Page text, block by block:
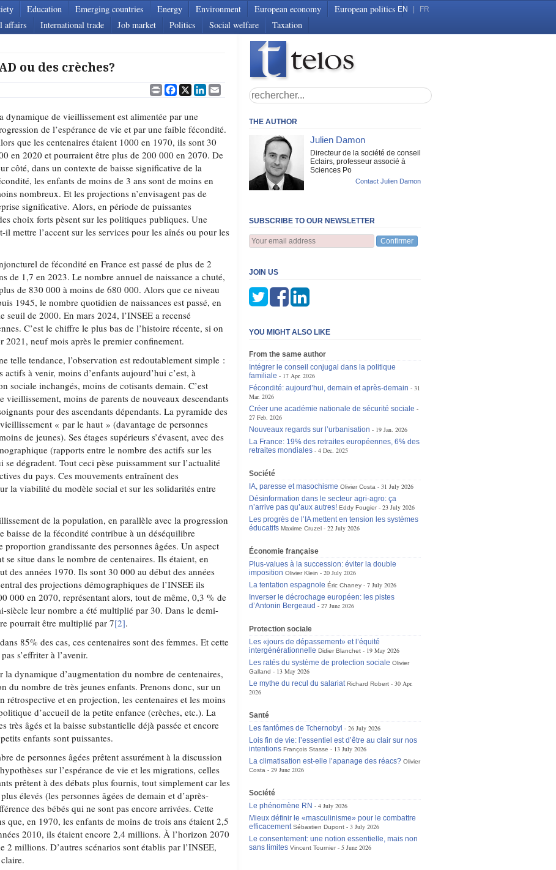
Education Emerging countries Energy Environment European economy
European politics
affairs International trade Job market Politics Social welfare Taxation
EN FR
ou des crèches?
PrintFacebook
X LinkedIn
Email
dynamique de vieillissement est alimentée par une
de l’espérance de vie et par une faible fécondité.
que les centenaires étaient 1000 en 1970, ils sont 30
en 2020 et pourraient être plus de 200 000 en 2070. De
côté, dans un contexte de baisse significative de la
les enfants de moins de 3 ans sont de moins en
nombreux. Et les projections n’envisagent pas de
significative. Alors, en période de puissantes
choix forts pèsent sur les politiques publiques. Une
mettre l’accent sur les services pour les aînés ou pour les
de fécondité en France est passé de plus de 2
de 1,7 en 2023. Le nombre annuel de naissance a chuté,
de 830 000 à moins de 680 000. Alors que ce niveau
1945, le nombre quotidien de naissances est passé, en
seuil de 2000. En mars 2024, l’INSEE a recensé
C’est le chiffre le plus bas de l’histoire récente, si on
2021, neuf mois après le premier confinement.
telle tendance, l’observation est redoutablement simple :
actifs à venir, moins d’enfants aujourd’hui c’est, à
sociale inchangés, moins de cotisants demain. C’est
vieillissement, moins de parents de nouveaux descendants
pour des ascendants dépendants. La pyramide des
« par le haut » (davantage de personnes
de jeunes). Ses étages supérieurs s’évasent, avec des
(rapports entre le nombre des actifs sur les
se dégradent. Tout ceci pèse puissamment sur l’actualité
du pays. Ces mouvements entraînent des
la viabilité du modèle social et sur les solidarités entre
de la population, en parallèle avec la progression
baisse de la fécondité contribue à un déséquilibre
proportion grandissante des personnes âgées. Un aspect
situe dans le nombre de centenaires. Ils étaient, en
des années 1970. Ils sont 30 000 au début des années
des projections démographiques de l’INSEE ils
000 en 2070, représentant alors, tout de même, 0,3 % de
siècle leur nombre a été multiplié par 30. Dans le demi-
pourrait être multiplié par 7[2].
85% des cas, ces centenaires sont des femmes. Et cette
s’effriter à l’avenir.
dynamique d’augmentation du nombre de centenaires,
du nombre de très jeunes enfants. Prenons donc, sur un
rétrospective et en projection, les centenaires et les moins
d’accueil de la petite enfance (crèches, etc.). La
très âgés et la baisse substantielle déjà passée et encore
enfants sont puissantes.
de personnes âgées prêtent assurément à la discussion
sur l’espérance de vie et les migrations, celles
prêtent à des débats plus fournis, tout simplement car les
élevés (les personnes âgées de demain et d’après-
des bébés qui ne sont pas encore arrivées. Cette
que, en 1970, les enfants de moins de trois ans étaient 2,5
2010, ils étaient encore 2,4 millions. À l’horizon 2070
2 millions. D’autres scénarios sont établis par l’INSEE,
THE AUTHOR
Julien Damon
Directeur de la société de conseil
Eclairs, professeur associé à
Sciences Po
Contact Julien Damon
SUBSCRIBE TO OUR NEWSLETTER
Confirmer
JOIN US
YOU MIGHT ALSO LIKE
From the same author
Intégrer le conseil conjugal dans la politique
familiale
17 Apr. 2026
Fécondité: aujourd’hui, demain et après-demain
31
Mar. 2026
Créer une académie nationale de sécurité sociale
27 Feb. 2026
Nouveaux regards sur l’urbanisation
19 Jan. 2026
La France: 19% des retraites européennes, 6% des
retraites mondiales
4 Dec. 2025
Société
IA, paresse et masochisme Olivier Costa
31 July 2026
Désinformation dans le secteur agri-agro: ça
n’arrive pas qu’aux autres! Eddy Fougier
23 July 2026
Les progrès de l’IA mettent en tension les systèmes
éducatifs Maxime Cruzel 22 July 2026
Économie française
Plus-values à la succession: éviter la double
imposition Olivier Klein
20 July 2026
La tentation espagnole Éric Chaney
7 July 2026
Inverser le décrochage européen: les pistes
d’Antonin Bergeaud
27 June 2026
Protection sociale
Les «jours de dépassement» et l’équité
intergénérationnelle Didier Blanchet
19 May 2026
Les ratés du système de protection sociale Olivier
Galland
13 May 2026
Le mythe du recul du salariat Richard Robert
30 Apr.
2026
Santé
Les fantômes de Tchernobyl
26 July 2026
Lois fin de vie: l’essentiel est d’être au clair sur nos
intentions François Stasse
13 July 2026
La climatisation est-elle l’apanage des réacs? Olivier
Costa
29 June 2026
Société
Le phénomène RN
4 July 2026
Mieux définir le «masculinisme» pour le combattre
efficacement Sébastien Dupont
3 July 2026
Le consentement: une notion essentielle, mais non
sans limites Vincent Tournier 5 June 2026